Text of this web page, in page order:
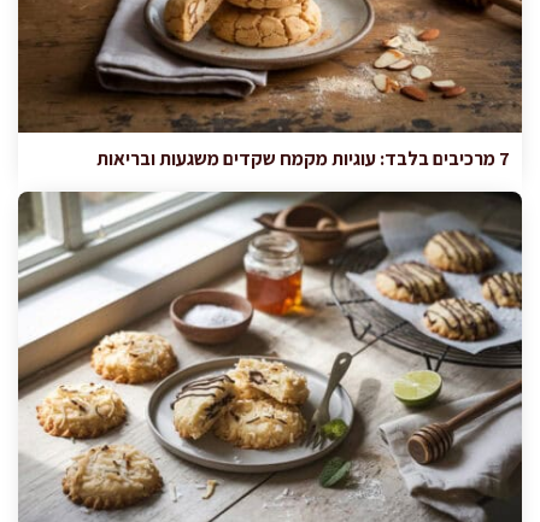
7 מרכיבים בלבד: עוגיות מקמח שקדים משגעות ובריאות